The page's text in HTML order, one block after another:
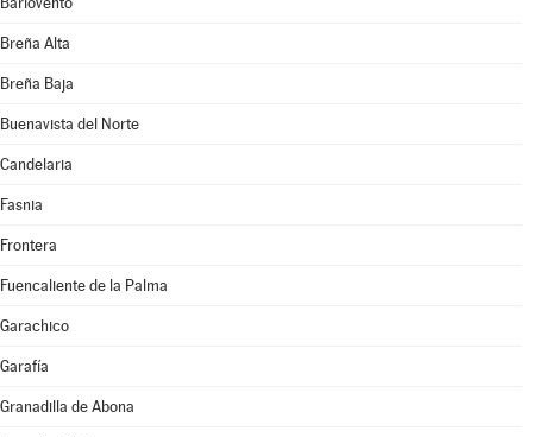
Breña Alta
Breña Baja
Buenavista del Norte
Candelaria
Fasnia
Frontera
Fuencaliente de la Palma
Garachico
Garafía
Granadilla de Abona